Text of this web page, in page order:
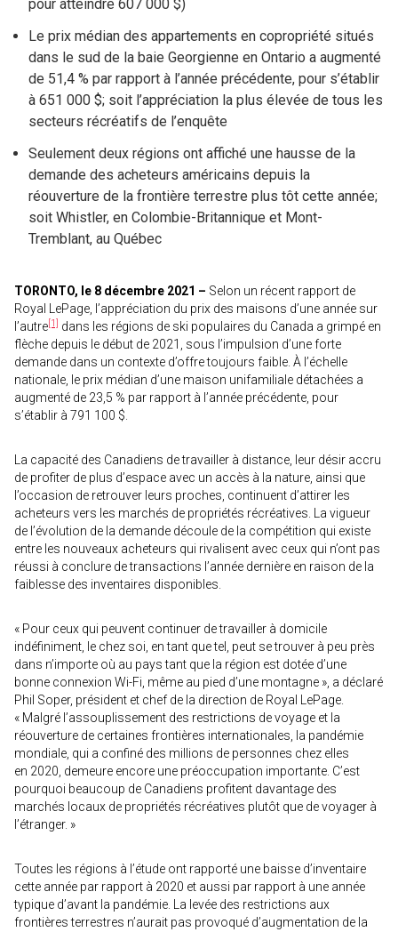
pour atteindre 607 000 $)
Le prix médian des appartements en copropriété situés
dans le sud de la baie Georgienne en Ontario a augmenté
de 51,4 % par rapport à l’année précédente, pour s’établir
à 651 000 $; soit l’appréciation la plus élevée de tous les
secteurs récréatifs de l’enquête
Seulement deux régions ont affiché une hausse de la
demande des acheteurs américains depuis la
réouverture de la frontière terrestre plus tôt cette année;
soit Whistler, en Colombie-Britannique et Mont-
Tremblant, au Québec
TORONTO, le 8 décembre 2021 – Selon un récent rapport de
Royal LePage, l’appréciation du prix des maisons d’une année sur
l’autre[1] dans les régions de ski populaires du Canada a grimpé en
flèche depuis le début de 2021, sous l’impulsion d’une forte
demande dans un contexte d’offre toujours faible. À l’échelle
nationale, le prix médian d’une maison unifamiliale détachées a
augmenté de 23,5 % par rapport à l’année précédente, pour
s’établir à 791 100 $.
La capacité des Canadiens de travailler à distance, leur désir accru
de profiter de plus d’espace avec un accès à la nature, ainsi que
l’occasion de retrouver leurs proches, continuent d’attirer les
acheteurs vers les marchés de propriétés récréatives. La vigueur
de l’évolution de la demande découle de la compétition qui existe
entre les nouveaux acheteurs qui rivalisent avec ceux qui n’ont pas
réussi à conclure de transactions l’année dernière en raison de la
faiblesse des inventaires disponibles.
« Pour ceux qui peuvent continuer de travailler à domicile
indéfiniment, le chez soi, en tant que tel, peut se trouver à peu près
dans n’importe où au pays tant que la région est dotée d’une
bonne connexion Wi-Fi, même au pied d’une montagne », a déclaré
Phil Soper, président et chef de la direction de Royal LePage.
« Malgré l’assouplissement des restrictions de voyage et la
réouverture de certaines frontières internationales, la pandémie
mondiale, qui a confiné des millions de personnes chez elles
en 2020, demeure encore une préoccupation importante. C’est
pourquoi beaucoup de Canadiens profitent davantage des
marchés locaux de propriétés récréatives plutôt que de voyager à
l’étranger. »
Toutes les régions à l’étude ont rapporté une baisse d’inventaire
cette année par rapport à 2020 et aussi par rapport à une année
typique d’avant la pandémie. La levée des restrictions aux
frontières terrestres n’aurait pas provoqué d’augmentation de la